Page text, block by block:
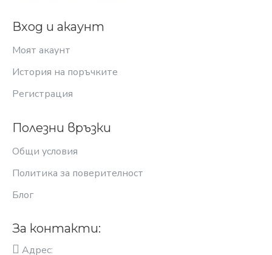
Вход и акаунт
Моят акаунт
История на поръчките
Регистрация
Полезни връзки
Общи условия
Политика за поверителност
Блог
За контакти:
Адрес: